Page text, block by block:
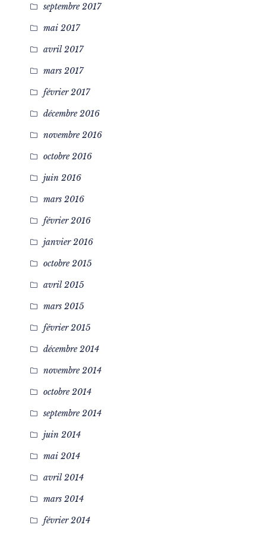
septembre 2017
mai 2017
avril 2017
mars 2017
février 2017
décembre 2016
novembre 2016
octobre 2016
juin 2016
mars 2016
février 2016
janvier 2016
octobre 2015
avril 2015
mars 2015
février 2015
décembre 2014
novembre 2014
octobre 2014
septembre 2014
juin 2014
mai 2014
avril 2014
mars 2014
février 2014